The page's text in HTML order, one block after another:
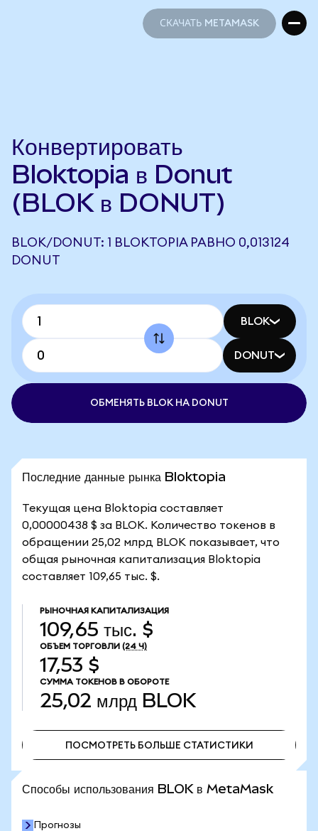
СКАЧАТЬ METAMASK
Конвертировать
Bloktopia в Donut
(BLOK в DONUT)
BLOK/DONUT: 1 BLOKTOPIA РАВНО 0,013124
DONUT
BLOK
DONUT
ОБМЕНЯТЬ BLOK НА DONUT
Последние данные рынка Bloktopia
Текущая цена Bloktopia составляет
0,00000438 $ за BLOK. Количество токенов в
обращении 25,02 млрд BLOK показывает, что
общая рыночная капитализация Bloktopia
составляет 109,65 тыс. $.
РЫНОЧНАЯ КАПИТАЛИЗАЦИЯ
109,65 тыс. $
ОБЪЕМ ТОРГОВЛИ (24 Ч)
17,53 $
СУММА ТОКЕНОВ В ОБОРОТЕ
25,02 млрд BLOK
ПОСМОТРЕТЬ БОЛЬШЕ СТАТИСТИКИ
Способы использования BLOK в MetaMask
Прогнозы